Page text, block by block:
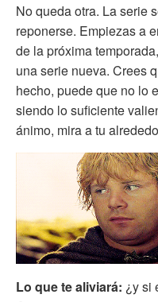
No queda otra. La serie
reponerse. Empiezas a
de la próxima
una serie nueva. Crees
hecho, puede que no lo
siendo lo suficiente
ánimo, mira a tu
Lo que te aliviará: ¿y si